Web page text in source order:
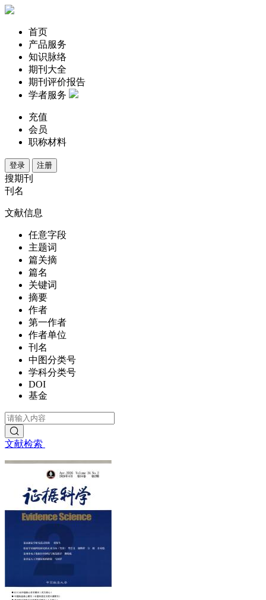
首页
产品服务
知识脉络
期刊大全
期刊评价报告
学者服务
充值
会员
职称材料
登录 注册
搜期刊
刊名
文献信息
任意字段
主题词
篇关摘
篇名
关键词
摘要
作者
第一作者
作者单位
刊名
中图分类号
学科分类号
DOI
基金
文献检索